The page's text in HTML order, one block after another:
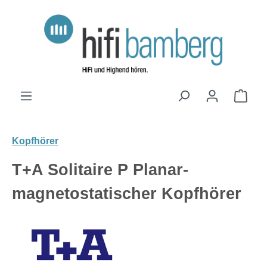
Zum Hauptinhalt springen
Kopfhörer
T+A Solitaire P Planar-
magnetostatischer Kopfhörer